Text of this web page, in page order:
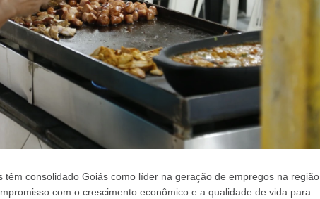
têm consolidado Goiás como líder na geração de empregos na região
com o crescimento econômico e a qualidade de vida para